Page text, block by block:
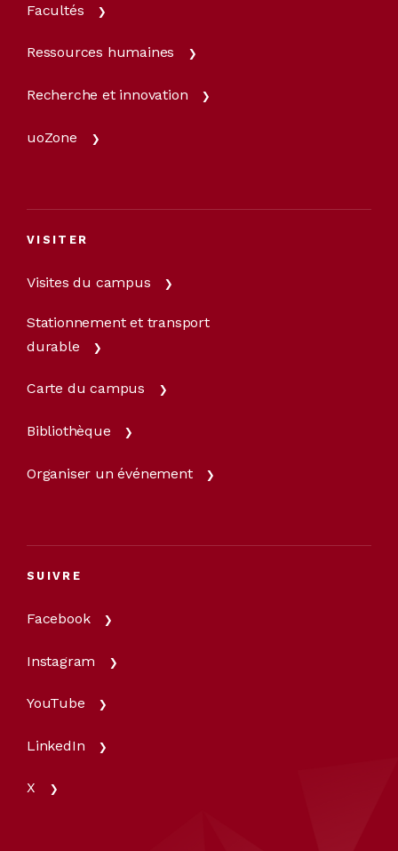
Facultés
Ressources humaines
Recherche et innovation
uoZone
VISITER
Visites du campus
Stationnement et transport
durable
Carte du campus
Bibliothèque
Organiser un événement
SUIVRE
Facebook
Instagram
YouTube
LinkedIn
X